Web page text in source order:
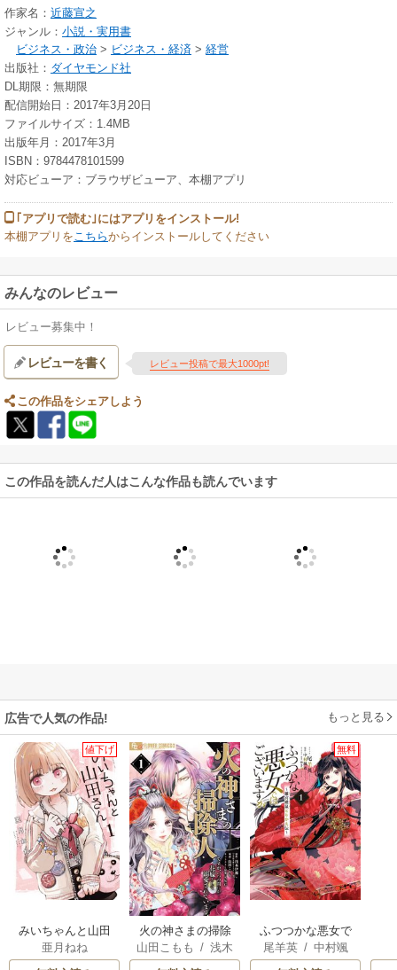
作家名： 近藤宣之
ジャンル： 小説・実用書
ビジネス・政治 > ビジネス・経済 > 経営
出版社： ダイヤモンド社
DL期限：無期限
配信開始日：2017年3月20日
ファイルサイズ：1.4MB
出版年月：2017年3月
ISBN：9784478101599
対応ビューア：ブラウザビューア、本棚アプリ
｢アプリで読む｣にはアプリをインストール!
本棚アプリを こちらからインストールしてください
みんなのレビュー
レビュー募集中！
レビューを書く レビュー投稿で最大1000pt!
この作品をシェアしよう
この作品を読んだ人はこんな作品も読んでいます
広告で人気の作品! もっと見る
値下げ
みいちゃんと山田
さん
亜月ねね
火の神さまの掃除
人ですが、いつの
間にか花嫁として
山田こもも /浅木
伊都/SNC
無料
ふつつかな悪女で
はございますが ～
雛宮蝶鼠とりかえ
尾羊英/ 中村颯
希
/ ゆき哉